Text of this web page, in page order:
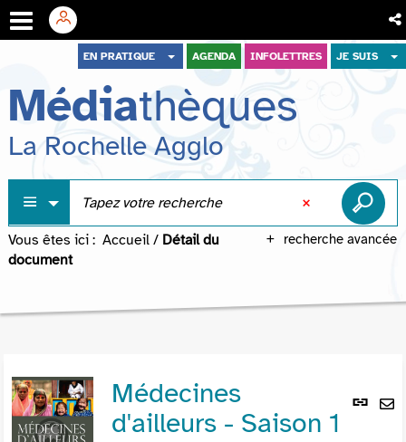
menu
contenu
recherche
EN PRATIQUE AGENDA INFOLETTRES JE SUIS
Médiathèques
La Rochelle Agglo
recherche avancée
Vous êtes ici : Accueil / Détail du
document
Lien
Médecines
d'ailleurs - Saison 1